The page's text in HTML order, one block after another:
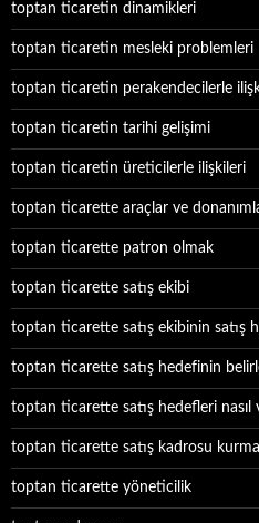
toptan ticaretin dinamikleri
toptan ticaretin mesleki problemleri
toptan ticaretin perakendecilerle
toptan ticaretin tarihi gelişimi
toptan ticaretin üreticilerle ilişkileri
toptan ticarette araçlar ve
toptan ticarette patron olmak
toptan ticarette satış ekibi
toptan ticarette satış ekibinin satış
toptan ticarette satış hedefinin
toptan ticarette satış hedefleri nasıl
toptan ticarette satış kadrosu
toptan ticarette yöneticilik